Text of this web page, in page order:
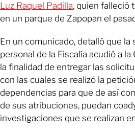
Luz Raquel Padilla, quien falleció
en un parque de Zapopan el
En un comunicado, detalló que la
personal de la Fiscalía acudió a la
la finalidad de entregar las
con las cuales se realizó la
dependencias para que de así
de sus atribuciones, puedan
investigaciones que se realizan